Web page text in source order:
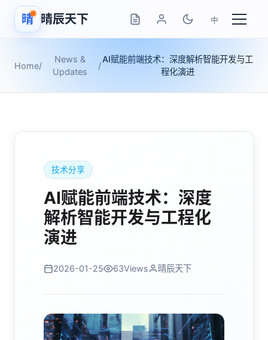
晴 晴辰天下 中
Home/
News &
Updates
/
AI赋能前端技术：深度解析智能开发与工
程化演进
技术分享
AI赋能前端技术：深度
解析智能开发与工程化
演进
2026-01-25 63Views 晴辰天下